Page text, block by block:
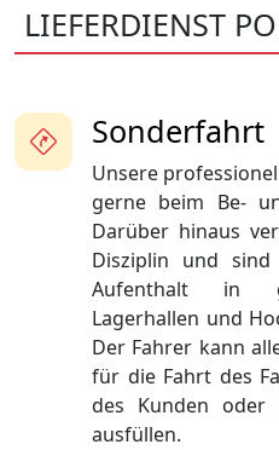
LIEFERDIENST
Sonderfahrt
Unsere
gerne beim Be-
Darüber hinaus
Disziplin und
Aufenthalt in
Lagerhallen und
Der Fahrer kann
für die Fahrt des
des Kunden oder
ausfüllen.